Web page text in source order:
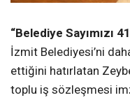
“Belediye Sayımızı
İzmit Belediyesi’ni
ettiğini hatırlatan
toplu iş sözleşmesi